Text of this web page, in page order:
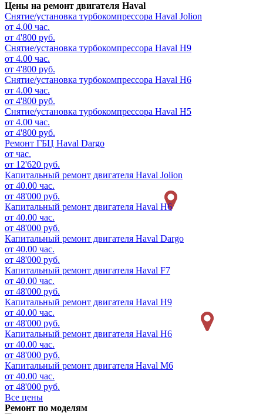
Цены на ремонт двигателя Haval
Снятие/установка турбокомпрессора Haval Jolion
от 4.00 час.
от 4'800 руб.
Снятие/установка турбокомпрессора Haval H9
от 4.00 час.
от 4'800 руб.
Снятие/установка турбокомпрессора Haval H6
от 4.00 час.
от 4'800 руб.
Снятие/установка турбокомпрессора Haval H5
от 4.00 час.
от 4'800 руб.
Ремонт ГБЦ Haval Dargo
от час.
от 12'620 руб.
Капитальный ремонт двигателя Haval Jolion
от 40.00 час.
от 48'000 руб.
Капитальный ремонт двигателя Haval H6
от 40.00 час.
от 48'000 руб.
Капитальный ремонт двигателя Haval Dargo
от 40.00 час.
от 48'000 руб.
Капитальный ремонт двигателя Haval F7
от 40.00 час.
от 48'000 руб.
Капитальный ремонт двигателя Haval H9
от 40.00 час.
от 48'000 руб.
Капитальный ремонт двигателя Haval H6
от 40.00 час.
от 48'000 руб.
Капитальный ремонт двигателя Haval M6
от 40.00 час.
от 48'000 руб.
Все цены
Ремонт по моделям